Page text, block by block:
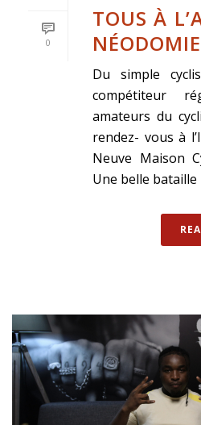
0
TOUS À
Du simple
compétiteur
amateurs du
rendez- vous à
Neuve Maison
Une belle bataille